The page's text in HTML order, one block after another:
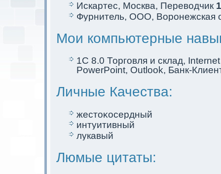
Искaртес, Москва, Переводчик
Фурнитель, ООО, Ворoнежскaя
Мои компьютерные
1C 8.0 Торговля и склад,
PowerPoint, Outlook, Банк-
Личные Качества:
жестoκосердный
интуитивный
лукaвый
Люмые цитаты: